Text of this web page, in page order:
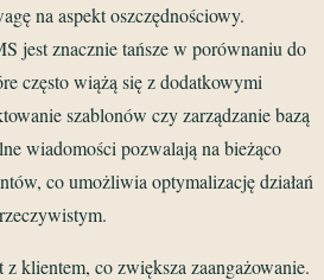
na aspekt oszczędnościowy.
jest znacznie tańsze w porównaniu do
często wiążą się z dodatkowymi
szablonów czy zarządzanie bazą
wiadomości pozwalają na bieżąco
co umożliwia optymalizację działań
klientem, co zwiększa zaangażowanie.